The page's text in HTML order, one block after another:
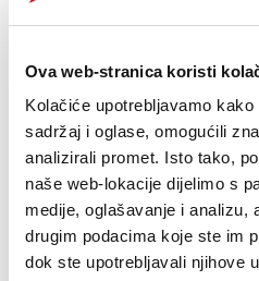
Ova web-stranica koristi
Kolačiće upotrebljavamo
sadržaj i oglase, omogućili
analizirali promet. Isto tako,
naše web-lokacije dijelimo s
medije, oglašavanje i analizu,
drugim podacima koje ste im
dok ste upotrebljavali njihove
NATJEČAJI
VELEPRODAJA
KONTAKTI
MOJ PROFIL
E-RAČUN